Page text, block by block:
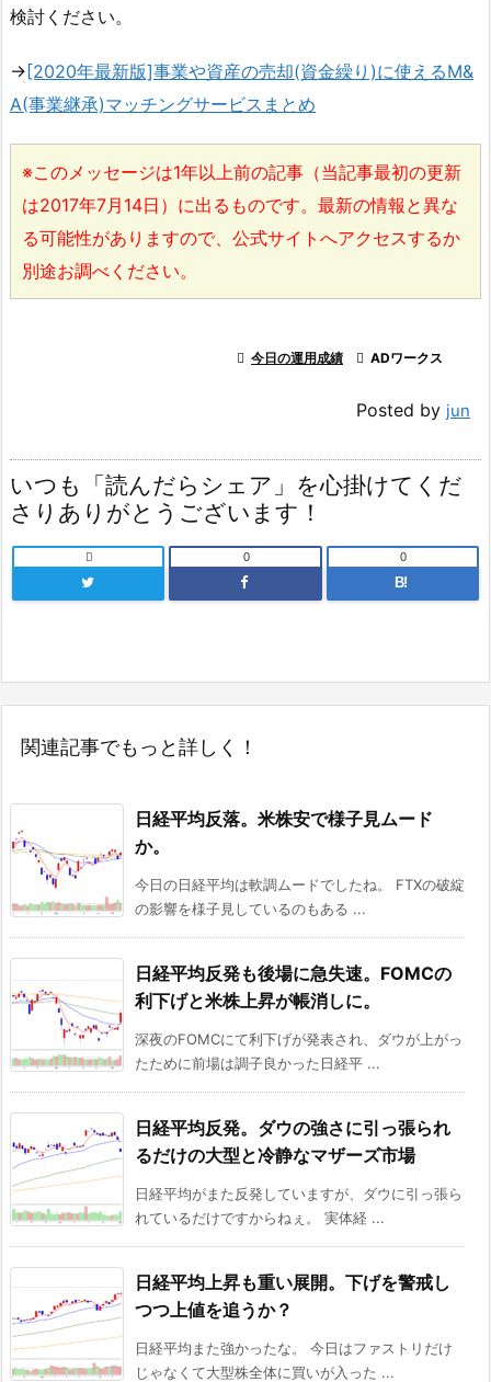
検討ください。
→ [2020年最新版]事業や資産の売却(資金繰り)に使えるM&
A(事業継承)マッチングサービスまとめ
※このメッセージは1年以上前の記事（当記事最初の更新
は2017年7月14日）に出るものです。最新の情報と異な
る可能性がありますので、公式サイトへアクセスするか
別途お調べください。
 今日の運用成績  ADワークス
Posted by jun
いつも「読んだらシェア」を心掛けてくだ
さりありがとうございます！
 0
B!
0
関連記事でもっと詳しく！
日経平均反落。米株安で様子見ムード
か。
今日の日経平均は軟調ムードでしたね。 FTXの破綻
の影響を様子見しているのもある ...
日経平均反発も後場に急失速。FOMCの
利下げと米株上昇が帳消しに。
深夜のFOMCにて利下げが発表され、ダウが上がっ
たために前場は調子良かった日経平 ...
日経平均反発。ダウの強さに引っ張られ
るだけの大型と冷静なマザーズ市場
日経平均がまた反発していますが、ダウに引っ張ら
れているだけですからねぇ。 実体経 ...
日経平均上昇も重い展開。下げを警戒し
つつ上値を追うか？
日経平均また強かったな。 今日はファストリだけ
じゃなくて大型株全体に買いが入った ...